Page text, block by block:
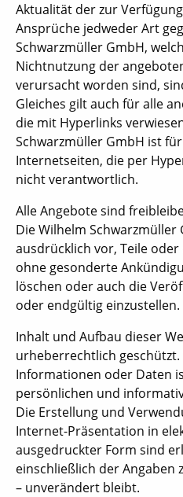
Aktualität der zur
Ansprüche jedweder Art
Schwarzmüller GmbH,
Nichtnutzung der
verursacht worden sind,
Gleiches gilt auch für alle
die mit Hyperlinks
Schwarzmüller GmbH ist
Internetseiten, die per
nicht verantwortlich.
Alle Angebote sind
Die Wilhelm Schwarzmüller
ausdrücklich vor, Teile
ohne gesonderte
löschen oder auch die
oder endgültig einzustellen.
Inhalt und Aufbau dieser
urheberrechtlich
Informationen oder Daten
persönlichen und
Die Erstellung und
Internet-Präsentation in
ausgedruckter Form sind
einschließlich der Angaben
– unverändert bleibt.